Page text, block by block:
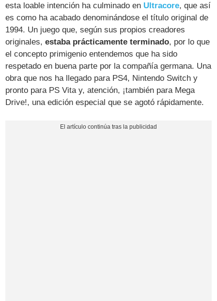
esta loable intención ha culminado en Ultracore, que así
es como ha acabado denominándose el título original de
1994. Un juego que, según sus propios creadores
originales,estaba prácticamente terminado, por lo que
el concepto primigenio entendemos que ha sido
respetado en buena parte por la compañía germana. Una
obra que nos ha llegado para PS4, Nintendo Switch y
pronto para PS Vita y, atención, ¡también para Mega
Drive!, una edición especial que se agotó rápidamente.